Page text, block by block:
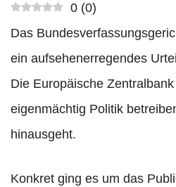
0 (0)
Das
ein aufsehenerregendes
Die Europäische
eigenmächtig Politik
hinausgeht.
Konkret ging es um das